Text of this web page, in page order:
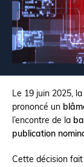
Le 19 juin 2025, la
prononcé un
l’encontre de la
publication
Cette décision